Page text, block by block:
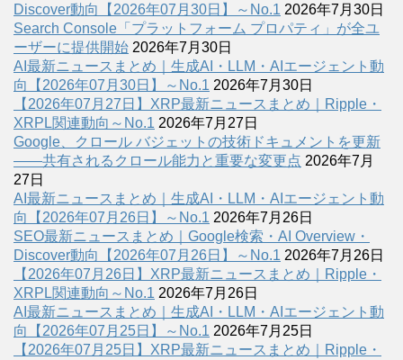
Discover動向【2026年07月30日】～No.1 2026年7月30日
Search Console「プラットフォーム プロパティ」が全ユ
ーザーに提供開始 2026年7月30日
AI最新ニュースまとめ｜生成AI・LLM・AIエージェント動
向【2026年07月30日】～No.1 2026年7月30日
【2026年07月27日】XRP最新ニュースまとめ｜Ripple・
XRPL関連動向～No.1 2026年7月27日
Google、クロール バジェットの技術ドキュメントを更新
――共有されるクロール能力と重要な変更点 2026年7月
27日
AI最新ニュースまとめ｜生成AI・LLM・AIエージェント動
向【2026年07月26日】～No.1 2026年7月26日
SEO最新ニュースまとめ｜Google検索・AI Overview・
Discover動向【2026年07月26日】～No.1 2026年7月26日
【2026年07月26日】XRP最新ニュースまとめ｜Ripple・
XRPL関連動向～No.1 2026年7月26日
AI最新ニュースまとめ｜生成AI・LLM・AIエージェント動
向【2026年07月25日】～No.1 2026年7月25日
【2026年07月25日】XRP最新ニュースまとめ｜Ripple・